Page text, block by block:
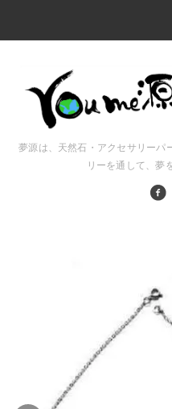
夢源は、天然石・アクセサリーパ
リーを通して、夢